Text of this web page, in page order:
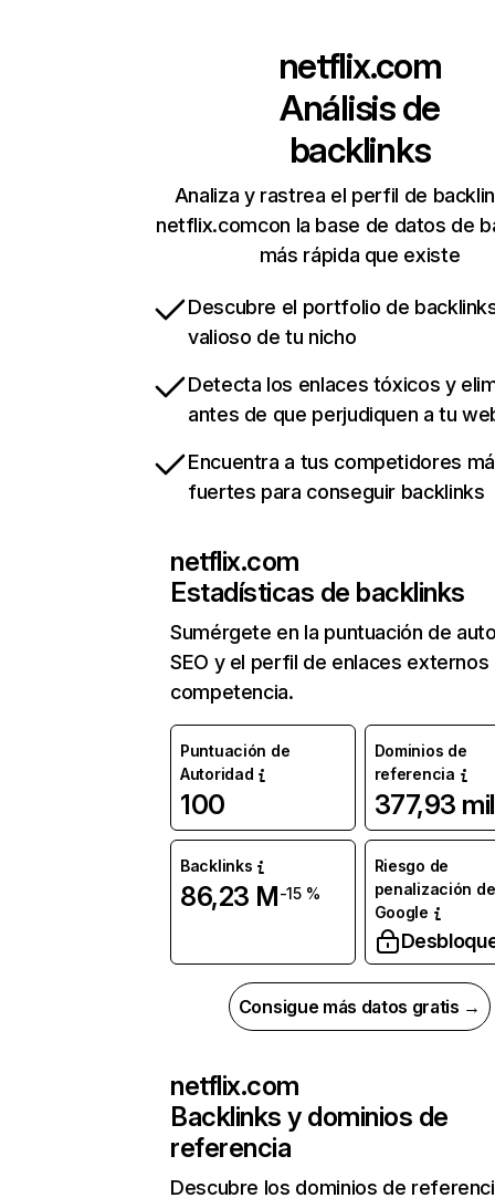
netflix.com
Análisis de
backlinks
Analiza y rastrea el perfil de
netflix.comcon la base de datos de
más rápida que existe
Descubre el portfolio de
valioso de tu nicho
Detecta los enlaces tóxicos y
antes de que perjudiquen a tu
Encuentra a tus competidores
fuertes para conseguir backlinks
netflix.com
Estadísticas de backlinks
Sumérgete en la puntuación de
SEO y el perfil de enlaces externos
competencia.
Puntuación de
Autoridad
100
Dominios de
referencia
377,93 mil
Backlinks
86,23 M-15 %
Riesgo de
penalización de
Google
Consigue más datos gratis →
netflix.com
Backlinks y dominios de
referencia
Descubre los dominios de